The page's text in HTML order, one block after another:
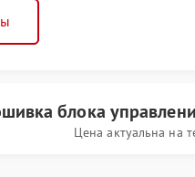
блока
Цена актуальна на